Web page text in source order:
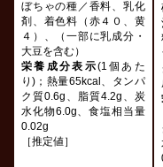
ぼちゃの種／香料、乳化
剤、着色料（赤４０、黄
４）、（一部に乳成分・
大豆を含む）
栄養成分表示(1個あた
り)；熱量65kcal、タンパ
ク質0.6g、脂質4.2g、炭
水化物6.0g、食塩相当量
0.02g
［推定値］